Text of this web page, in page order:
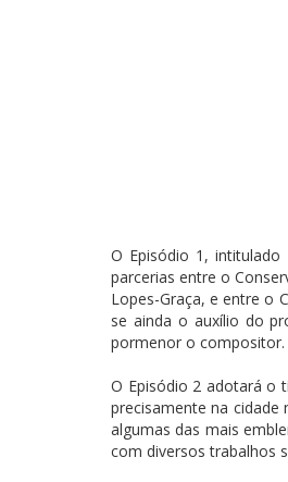
O Episódio 1,
parcerias entre o
Lopes-Graça, e entre o
se ainda o auxílio do
pormenor o compositor.
O Episódio 2 adotará o
precisamente na
algumas das mais
com diversos trabalhos